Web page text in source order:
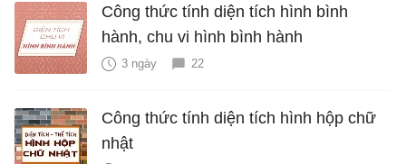
Công thức tính diện tích hình bình
hành, chu vi hình bình hành
3 ngày 22
Công thức tính diện tích hình hộp chữ
nhật